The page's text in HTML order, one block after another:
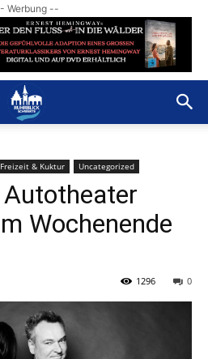
Werbung --
Freizeit & Kuktur Uncategorized
Wochenende
0
1296